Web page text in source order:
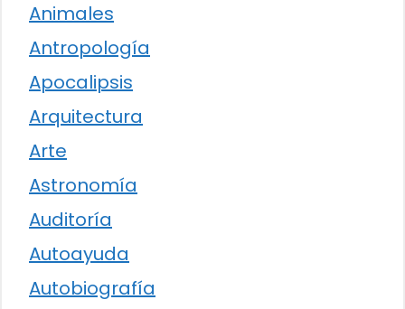
Animales
Antropología
Apocalipsis
Arquitectura
Arte
Astronomía
Auditoría
Autoayuda
Autobiografía